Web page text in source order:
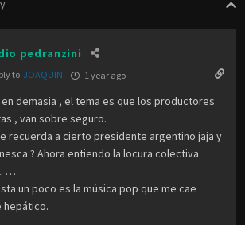
pedranzini
to JOAQUIN 1 year ago
demasia , el tema es que los productores
, van sobre seguro.
recuerda a cierto presidente argentino jaja y
? Ahora entiendo la locura colectiva
…
un poco es la música pop que me cae
hepático.